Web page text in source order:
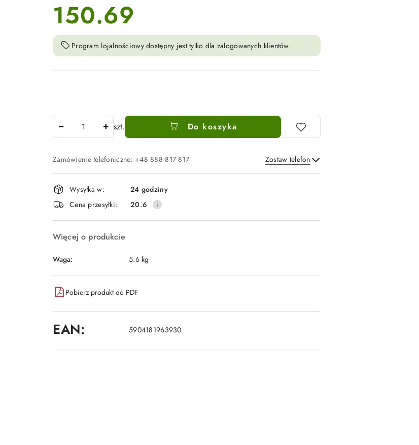
cena:
150.69
Program lojalnościowy dostępny jest tylko dla zalogowanych klientów.
szt. Do koszyka
Zamówienie telefoniczne: +48 888 817 817 Zostaw telefon
Wyślij
Dostępność
i
dostawa
Wysyłka w:
24 godziny
Cena przesyłki:
20.6
Więcej o produkcie
Waga: 5.6 kg
Pobierz produkt do PDF
EAN: 5904181963930